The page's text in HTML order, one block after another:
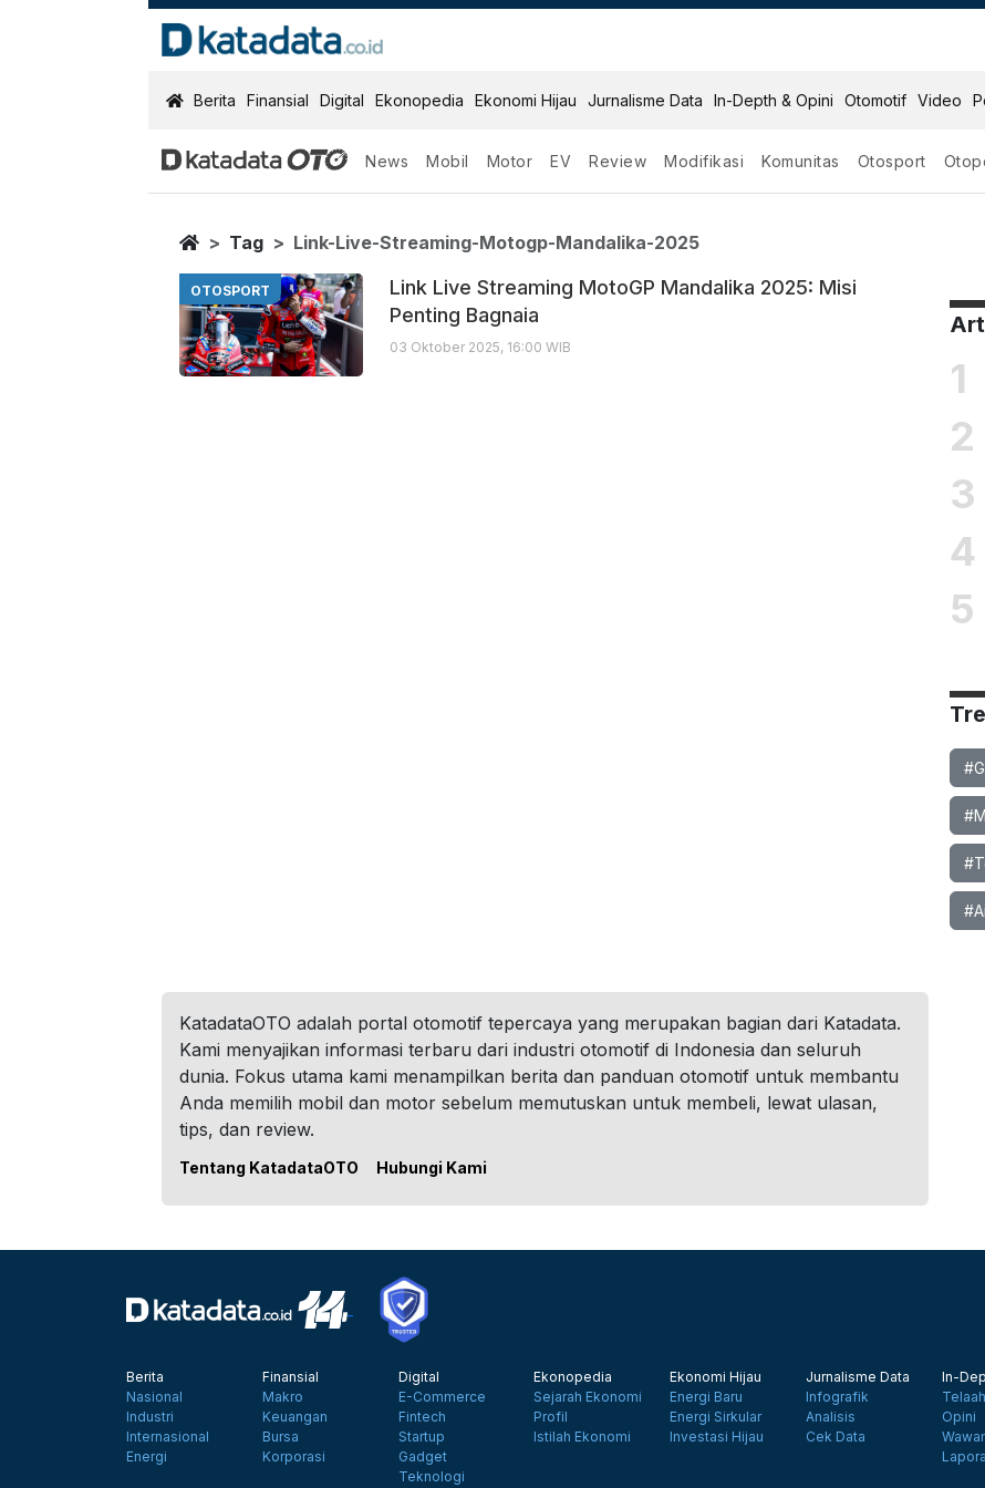
KatadataOTO
Berita Finansial Digital Ekonopedia Ekonomi Hijau Jurnalisme Data In-Depth & Opini Otomotif Video
News Mobil Motor EV Review Modifikasi Komunitas Otosport
Link Live Streaming Motogp
Berita Terbaru
Home
Tag Link-Live-Streaming-Motogp-Mandalika-2025
OTOSPORT
Link Live Streaming MotoGP Mandalika 2025: Misi
Penting Bagnaia
03 Oktober 2025, 16:00 WIB
1
2
3
4
5
KatadataOTO adalah portal otomotif tepercaya yang merupakan bagian dari Katadata.
Kami menyajikan informasi terbaru dari industri otomotif di Indonesia dan seluruh
dunia. Fokus utama kami menampilkan berita dan panduan otomotif untuk membantu
Anda memilih mobil dan motor sebelum memutuskan untuk membeli, lewat ulasan,
tips, dan review.
Tentang KatadataOTO Hubungi Kami
Berita
Nasional
Industri
Internasional
Energi
Finansial
Makro
Keuangan
Bursa
Korporasi
Digital
E-Commerce
Fintech
Startup
Gadget
Teknologi
Ekonopedia
Sejarah Ekonomi
Profil
Istilah Ekonomi
Ekonomi Hijau
Energi Baru
Energi Sirkular
Investasi Hijau
Jurnalisme Data
Infografik
Analisis
Cek Data
In-
Telaah
Opini